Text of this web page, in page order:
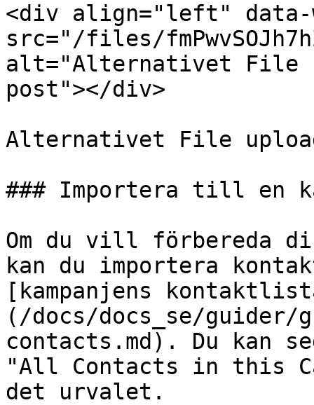
<div align="left" data-
src="/files/
alt="Alternativet File
post"></div>
Alternativet File
### Importera till en
Om du vill förbereda
kan du importera
[kampanjens
(/docs/docs_se/guider/
contacts.md). Du kan
"All Contacts in this
det urvalet.